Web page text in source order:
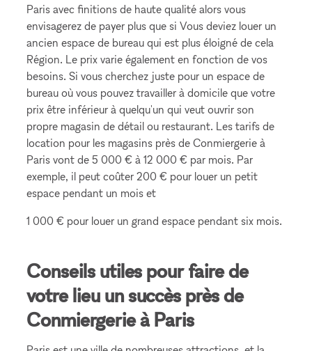
Paris avec finitions de haute qualité alors vous
envisagerez de payer plus que si Vous deviez louer un
ancien espace de bureau qui est plus éloigné de cela
Région. Le prix varie également en fonction de vos
besoins. Si vous cherchez juste pour un espace de
bureau où vous pouvez travailler à domicile que votre
prix être inférieur à quelqu'un qui veut ouvrir son
propre magasin de détail ou restaurant. Les tarifs de
location pour les magasins près de Conmiergerie à
Paris vont de 5 000 € à 12 000 € par mois. Par
exemple, il peut coûter 200 € pour louer un petit
espace pendant un mois et
1 000 € pour louer un grand espace pendant six mois.
Conseils utiles pour faire de
votre lieu un succès près de
Conmiergerie à Paris